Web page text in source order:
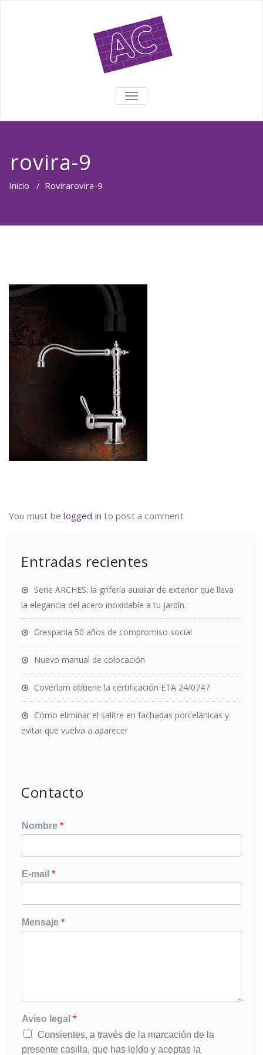
TOGGLE NAVIGATION
rovira-9
Inicio / Rovirarovira-9
You must belogged in to post a comment
Entradas recientes
Serie ARCHES: la grifería auxiliar de exterior que lleva
la elegancia del acero inoxidable a tu jardín.
Grespania 50 años de compromiso social
Nuevo manual de colocación
Coverlam obtiene la certificación ETA 24/0747
Cómo eliminar el salitre en fachadas porcelánicas y
evitar que vuelva a aparecer
Contacto
Nombre *
E-mail *
Mensaje *
Aviso legal *
Consientes, a través de la marcación de la
presente casilla, que has leído y aceptas la